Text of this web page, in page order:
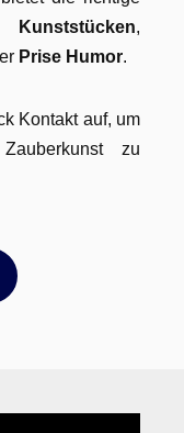
Kunststücken,
Prise Humor.
Kontakt auf, um
zu